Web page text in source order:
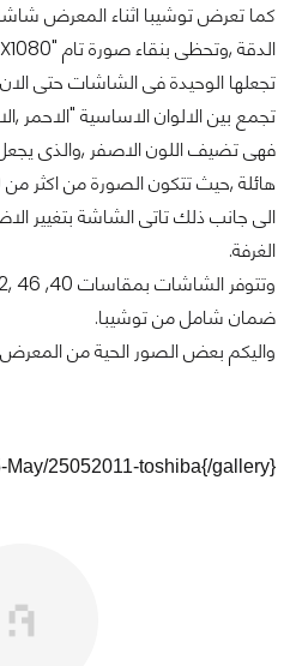
تجعلها الوحيدة فى الشاشات حتى
تجمع بين الالوان الاساسية "الاحمر
فهى تضيف اللون الاصفر ,والذى
هائلة ,حيث تتكون الصورة من اكثر من 100 مليون لون.
الى جانب ذلك تاتى الشاشة بتغيير
الغرفة.
ضمان شامل من توشيبا.
واليكم بعض الصور الحية من المعرض
May/25052011-toshiba{/gallery}